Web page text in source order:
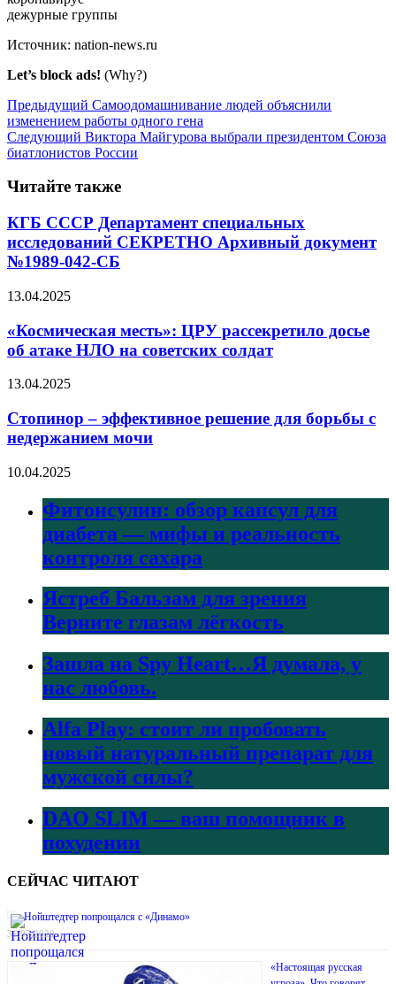
дежурные группы
Источник: nation-news.ru
Let’s block ads! (Why?)
Предыдущий Самоодомашнивание людей объяснили
изменением работы одного гена
Следующий Виктора Майгурова выбрали президентом Союза
биатлонистов России
Читайте также
КГБ СССР Департамент специальных
исследований СЕКРЕТНО Архивный документ
№1989-042-СБ
13.04.2025
«Космическая месть»: ЦРУ рассекретило досье
об атаке НЛО на советских солдат
13.04.2025
Стопинор – эффективное решение для борьбы с
недержанием мочи
10.04.2025
Фитонсулин: обзор капсул для
диабета — мифы и реальность
контроля сахара
Ястреб Бальзам для зрения
Верните глазам лёгкость
Зашла на Spy Heart…Я думала, у
нас любовь.
Alfa Play: стоит ли пробовать
новый натуральный препарат для
мужской силы?
DAO SLIM — ваш помощник в
похудении
СЕЙЧАС ЧИТАЮТ
Нойштедтер попрощался с «Динамо»
31.07.2020
«Настоящая русская